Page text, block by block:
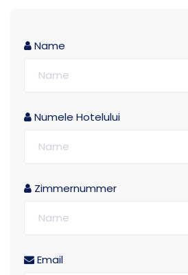
Name
Numele Hotelului
Zimmernummer
Email